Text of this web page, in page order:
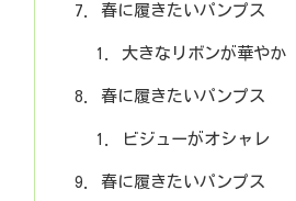
春に履きたいパンプス
大きなリボンが華やか
春に履きたいパンプス
ビジューがオシャレ
春に履きたいパンプス